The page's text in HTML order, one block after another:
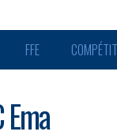
FFE
Ema